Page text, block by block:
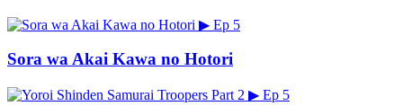
▶ Ep 5
Sora wa Akai Kawa no Hotori
▶ Ep 5